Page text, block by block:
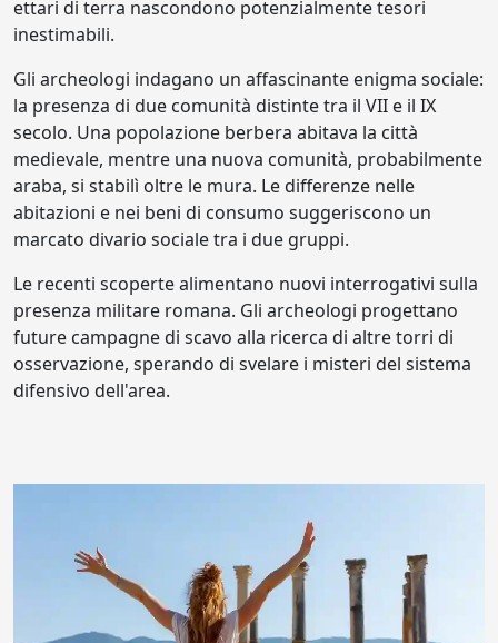
ettari di terra nascondono potenzialmente tesori
inestimabili.
Gli archeologi indagano un affascinante enigma sociale:
la presenza di due comunità distinte tra il VII e il IX
secolo. Una popolazione berbera abitava la città
medievale, mentre una nuova comunità, probabilmente
araba, si stabilì oltre le mura. Le differenze nelle
abitazioni e nei beni di consumo suggeriscono un
marcato divario sociale tra i due gruppi.
Le recenti scoperte alimentano nuovi interrogativi sulla
presenza militare romana. Gli archeologi progettano
future campagne di scavo alla ricerca di altre torri di
osservazione, sperando di svelare i misteri del sistema
difensivo dell'area.